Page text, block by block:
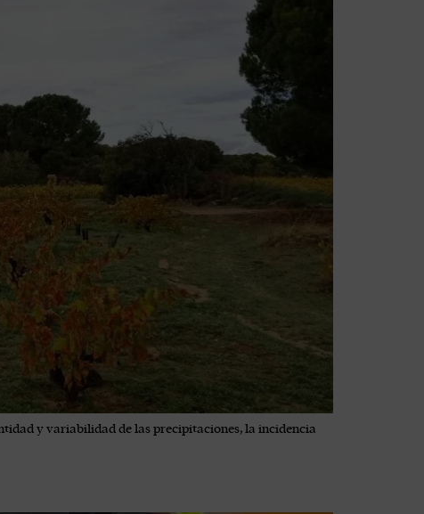
y variabilidad de las precipitaciones, la incidencia